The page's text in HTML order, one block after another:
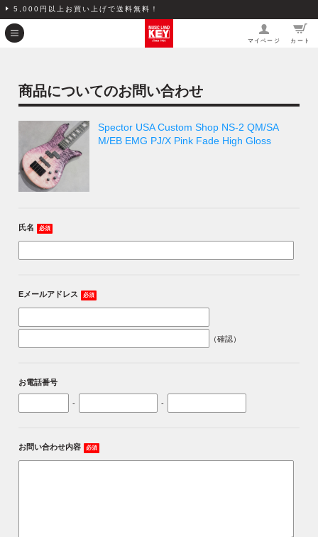
5,000円以上お買い上げで送料無料！
マイページ カート
商品についてのお問い合わせ
Spector USA Custom Shop NS-2 QM/SA
M/EB EMG PJ/X Pink Fade High Gloss
氏名 必須
Eメールアドレス 必須
（確認）
お電話番号
- -
お問い合わせ内容 必須